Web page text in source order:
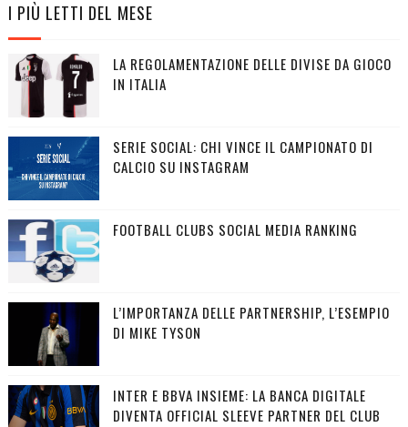
I PIÙ LETTI DEL MESE
LA REGOLAMENTAZIONE DELLE DIVISE DA GIOCO
IN ITALIA
SERIE SOCIAL: CHI VINCE IL CAMPIONATO DI
CALCIO SU INSTAGRAM
FOOTBALL CLUBS SOCIAL MEDIA RANKING
L’IMPORTANZA DELLE PARTNERSHIP, L’ESEMPIO
DI MIKE TYSON
INTER E BBVA INSIEME: LA BANCA DIGITALE
DIVENTA OFFICIAL SLEEVE PARTNER DEL CLUB